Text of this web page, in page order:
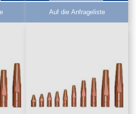
Auf die Anfrageliste